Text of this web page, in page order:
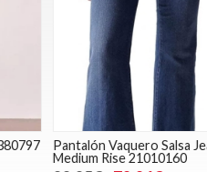
Pantalón Vaquero Salsa Jeans
Medium Rise 21010160